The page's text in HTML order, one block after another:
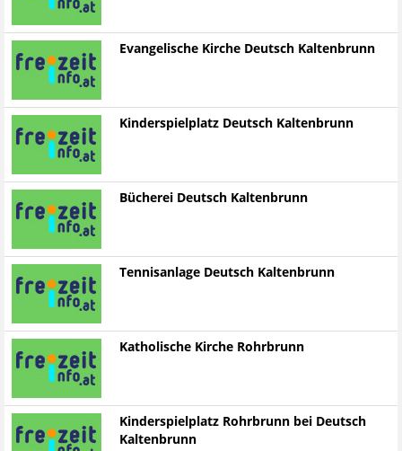
Evangelische Kirche Deutsch Kaltenbrunn
Kinderspielplatz Deutsch Kaltenbrunn
Bücherei Deutsch Kaltenbrunn
Tennisanlage Deutsch Kaltenbrunn
Katholische Kirche Rohrbrunn
Kinderspielplatz Rohrbrunn bei Deutsch
Kaltenbrunn